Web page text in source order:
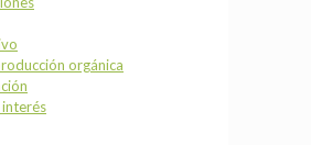
orgánica
interés